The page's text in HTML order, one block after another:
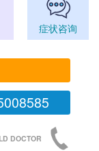
症状咨询
DOCTOR